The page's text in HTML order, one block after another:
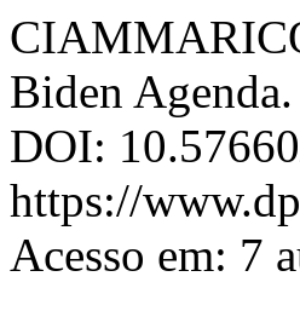
Biden Agenda.
DOI:
https://
Acesso em: 7